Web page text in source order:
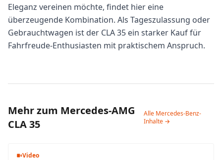
Eleganz vereinen möchte, findet hier eine
überzeugende Kombination. Als Tageszulassung oder
Gebrauchtwagen ist der CLA 35 ein starker Kauf für
Fahrfreude-Enthusiasten mit praktischem Anspruch.
Mehr zum Mercedes-AMG
CLA 35
Alle Mercedes-Benz-
Inhalte →
Video